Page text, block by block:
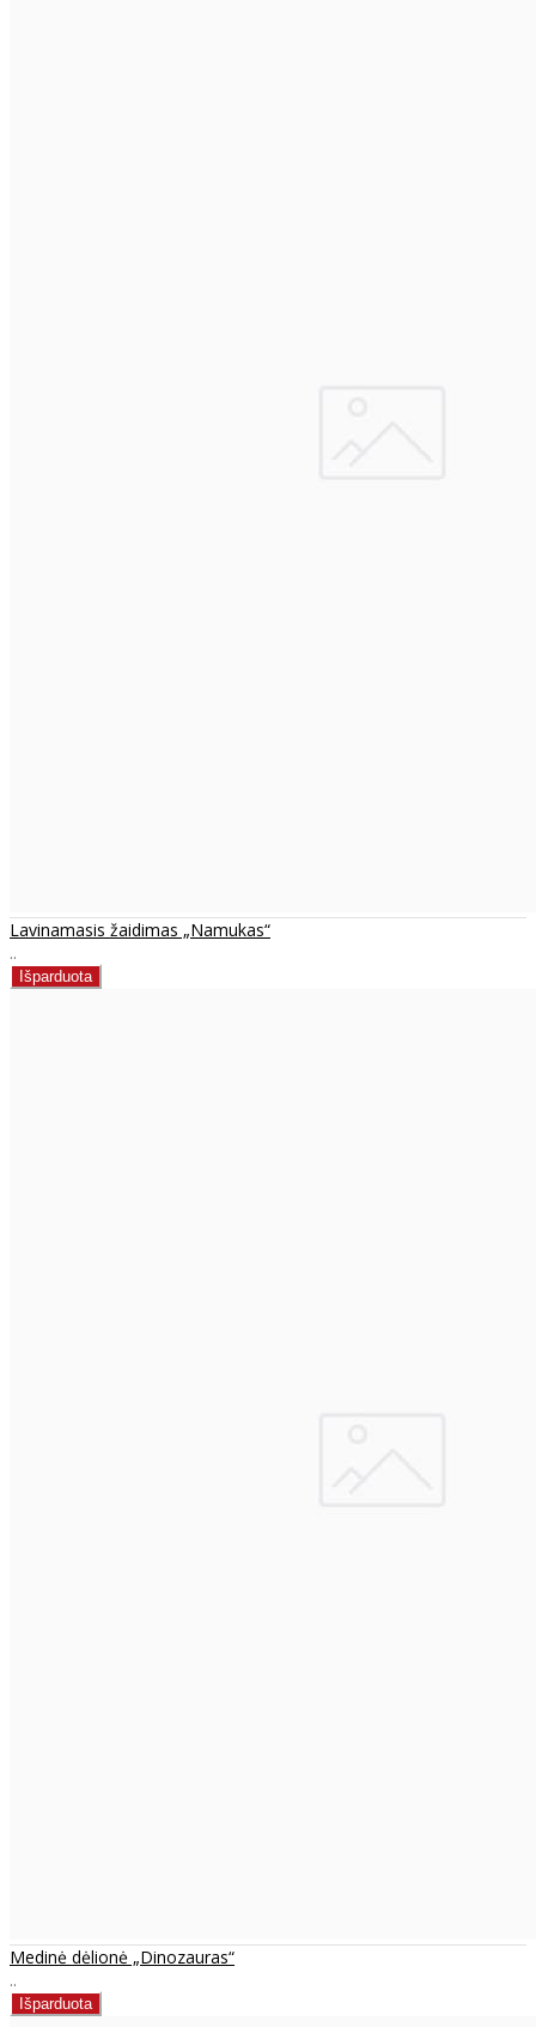
Lavinamasis žaidimas „Namukas“
..
Medinė dėlionė „Dinozauras“
..